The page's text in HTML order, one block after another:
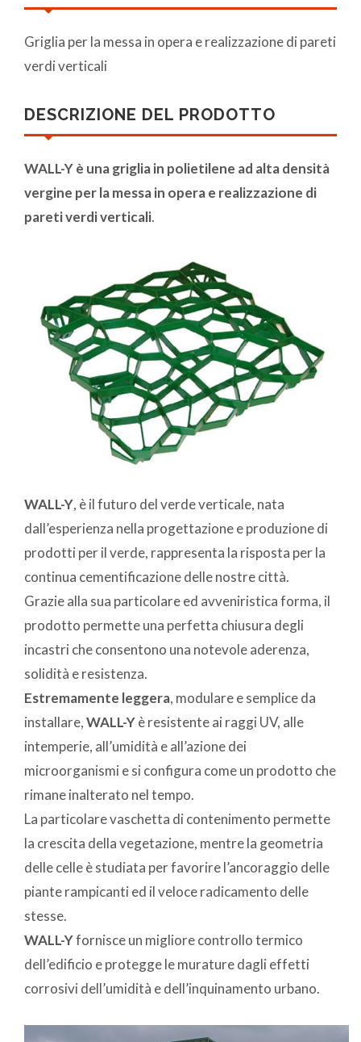
Griglia per la messa in opera e realizzazione di pareti
verdi verticali
DESCRIZIONE DEL PRODOTTO
WALL-Y è una griglia in polietilene ad alta densità
vergine per la messa in opera e realizzazione di
pareti verdi verticali.
WALL-Y, è il futuro del verde verticale, nata
dall’esperienza nella progettazione e produzione di
prodotti per il verde, rappresenta la risposta per la
continua cementificazione delle nostre città.
Grazie alla sua particolare ed avveniristica forma, il
prodotto permette una perfetta chiusura degli
incastri che consentono una notevole aderenza,
solidità e resistenza.
Estremamente leggera, modulare e semplice da
installare,WALL-Yè resistente ai raggi UV, alle
intemperie, all’umidità e all’azione dei
microorganismi e si configura come un prodotto che
rimane inalterato nel tempo.
La particolare vaschetta di contenimento permette
la crescita della vegetazione, mentre la geometria
delle celle è studiata per favorire l’ancoraggio delle
piante rampicanti ed il veloce radicamento delle
stesse.
WALL-Yfornisce un migliore controllo termico
dell’edificio e protegge le murature dagli effetti
corrosivi dell’umidità e dell’inquinamento urbano.